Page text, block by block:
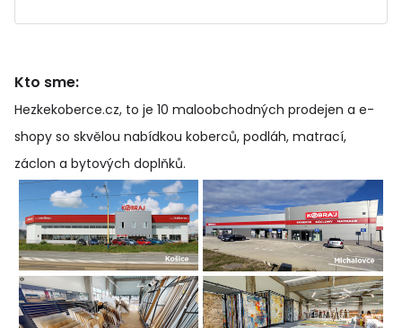
Kto sme:
Hezkekoberce.cz, to je 10 maloobchodných prodejen a e-
shopy so skvělou nabídkou koberců, podláh, matrací,
záclon a bytových doplňků.